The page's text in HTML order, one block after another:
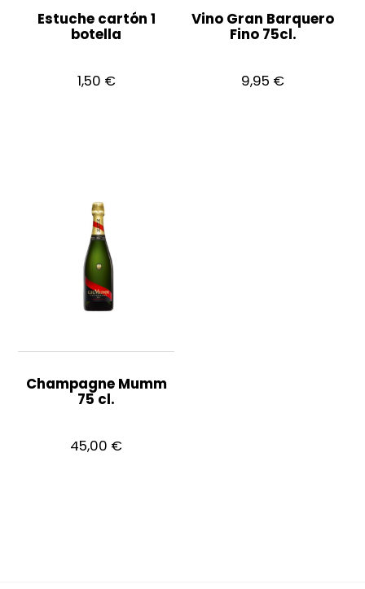
Estuche cartón 1
botella
1,50 €
Vino Gran Barquero
Fino 75cl.
9,95 €
Champagne Mumm
75 cl.
45,00 €